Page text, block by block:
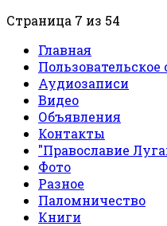
Страница 7 из 54
Главная
Пользовательское
Аудиозаписи
Видео
Объявления
Контакты
"Православие
Фото
Разное
Паломничество
Книги